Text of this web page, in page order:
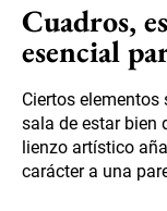
Cuadros,
esencial
Ciertos
sala de estar bien
lienzo artístico
carácter a una